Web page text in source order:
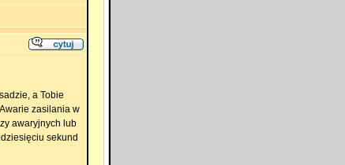
a Tobie
zasilania w
awaryjnych lub
sekund